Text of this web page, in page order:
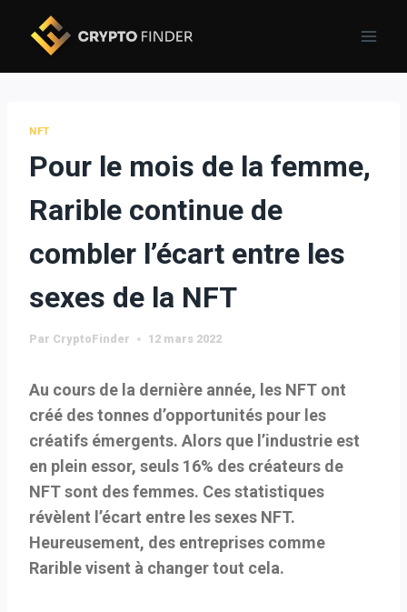
content
NFT
Pour le mois de la femme,
Rarible continue de
combler l’écart entre les
sexes de la NFT
Par CryptoFinder 12 mars 2022
Au cours de la dernière année, les NFT ont
créé des tonnes d’opportunités pour les
créatifs émergents. Alors que l’industrie est
en plein essor, seuls 16% des créateurs de
NFT sont des femmes. Ces statistiques
révèlent l’écart entre les sexes NFT.
Heureusement, des entreprises comme
Rarible visent à changer tout cela.